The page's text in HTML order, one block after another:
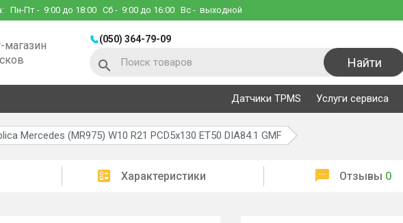
Пн-Пт - 9:00 до 18:00 Сб - 9:00 до 16:00 Вс - выходной
магазин
(050) 364-79-09
Найти
Датчики TPMS Услуги сервиса
Mercedes (MR975) W10 R21 PCD5x130 ET50 DIA84.1 GMF
Характеристики Отзывы 0